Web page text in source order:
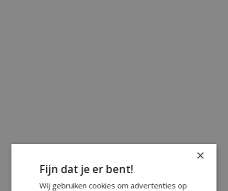
×
Fijn dat je er bent!
Wij gebruiken cookies om advertenties op